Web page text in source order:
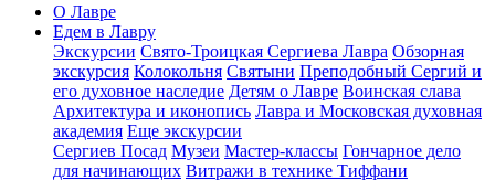
О Лавре
Едем в Лавру
Экскурсии Свято-Троицкая Сергиева Лавра Обзорная
экскурсия Колокольня Святыни Преподобный Сергий и
его духовное наследие Детям о Лавре Воинская слава
Архитектура и иконопись Лавра и Московская духовная
академия Еще экскурсии
Сергиев Посад Музеи Мастер-классы Гончарное дело
для начинающих Витражи в технике Тиффани